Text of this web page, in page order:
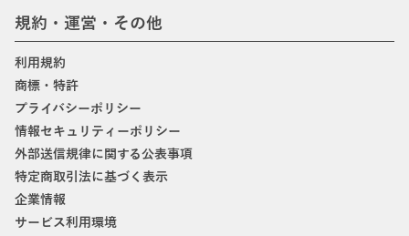
規約・運営・その他
利用規約
商標・特許
プライバシーポリシー
情報セキュリティーポリシー
外部送信規律に関する公表事項
特定商取引法に基づく表示
企業情報
サービス利用環境